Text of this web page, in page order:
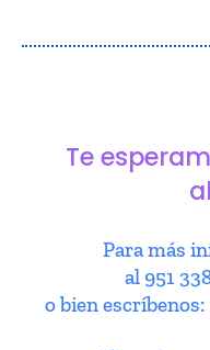
Te
Para más
al 951
o bien